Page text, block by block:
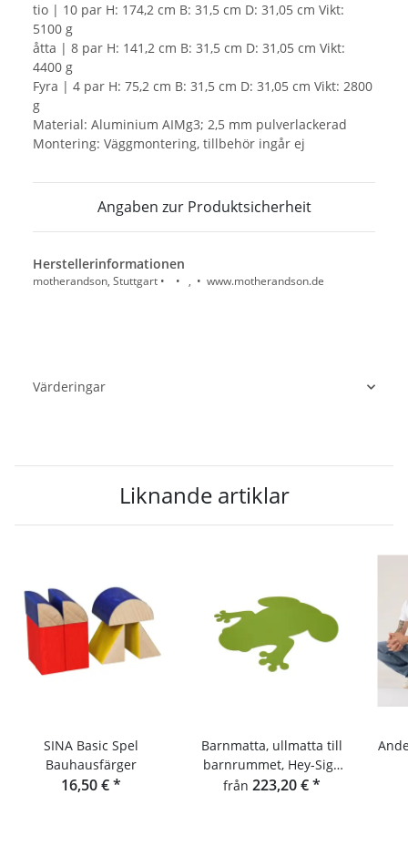
tio | 10 par H: 174,2 cm B: 31,5 cm D: 31,05 cm Vikt:
5100 g
åtta | 8 par H: 141,2 cm B: 31,5 cm D: 31,05 cm Vikt:
4400 g
Fyra | 4 par H: 75,2 cm B: 31,5 cm D: 31,05 cm Vikt: 2800
g
Material: Aluminium AIMg3; 2,5 mm pulverlackerad
Montering: Väggmontering, tillbehör ingår ej
Angaben zur Produktsicherheit
Herstellerinformationen
motherandson, Stuttgart • • , • www.motherandson.de
Värderingar
Liknande artiklar
SINA Basic Spel
Bauhausfärger
16,50 €*
Barnmatta, ullmatta till
barnrummet, Hey-Sign
grodmatta
från 223,20 €*